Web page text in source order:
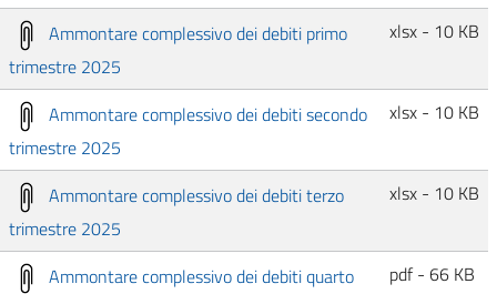
Ammontare complessivo dei debiti primo
trimestre 2025
xlsx - 10 KB
Ammontare complessivo dei debiti secondo
trimestre 2025
xlsx - 10 KB
Ammontare complessivo dei debiti terzo
trimestre 2025
xlsx - 10 KB
Ammontare complessivo dei debiti quarto
pdf - 66 KB